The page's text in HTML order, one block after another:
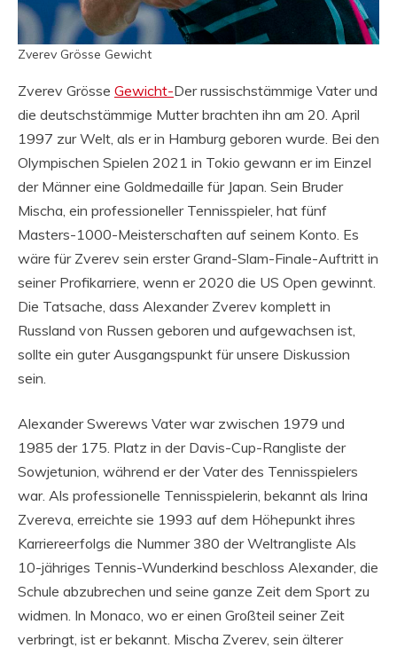
Zverev Grösse Gewicht
Zverev Grösse Gewicht-Der russischstämmige Vater und
die deutschstämmige Mutter brachten ihn am 20. April
1997 zur Welt, als er in Hamburg geboren wurde. Bei den
Olympischen Spielen 2021 in Tokio gewann er im Einzel
der Männer eine Goldmedaille für Japan. Sein Bruder
Mischa, ein professioneller Tennisspieler, hat fünf
Masters-1000-Meisterschaften auf seinem Konto. Es
wäre für Zverev sein erster Grand-Slam-Finale-Auftritt in
seiner Profikarriere, wenn er 2020 die US Open gewinnt.
Die Tatsache, dass Alexander Zverev komplett in
Russland von Russen geboren und aufgewachsen ist,
sollte ein guter Ausgangspunkt für unsere Diskussion
sein.
Alexander Swerews Vater war zwischen 1979 und
1985 der 175. Platz in der Davis-Cup-Rangliste der
Sowjetunion, während er der Vater des Tennisspielers
war. Als professionelle Tennisspielerin, bekannt als Irina
Zvereva, erreichte sie 1993 auf dem Höhepunkt ihres
Karriereerfolgs die Nummer 380 der Weltrangliste Als
10-jähriges Tennis-Wunderkind beschloss Alexander, die
Schule abzubrechen und seine ganze Zeit dem Sport zu
widmen. In Monaco, wo er einen Großteil seiner Zeit
verbringt, ist er bekannt. Mischa Zverev, sein älterer